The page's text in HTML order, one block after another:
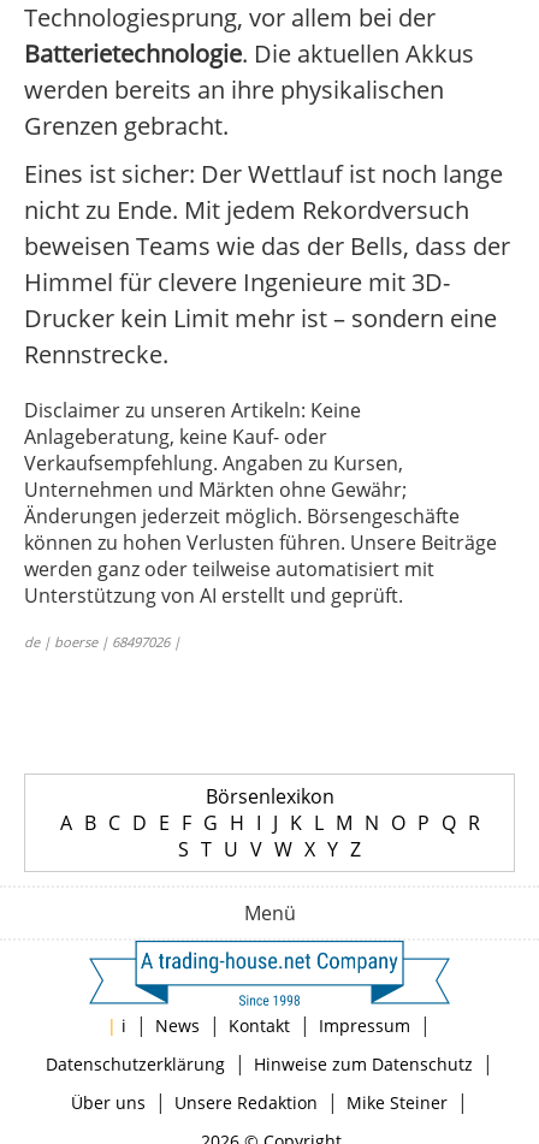
Technologiesprung, vor allem bei der
Batterietechnologie. Die aktuellen Akkus
werden bereits an ihre physikalischen
Grenzen gebracht.
Eines ist sicher: Der Wettlauf ist noch lange
nicht zu Ende. Mit jedem Rekordversuch
beweisen Teams wie das der Bells, dass der
Himmel für clevere Ingenieure mit 3D-
Drucker kein Limit mehr ist – sondern eine
Rennstrecke.
Disclaimer zu unseren Artikeln: Keine
Anlageberatung, keine Kauf- oder
Verkaufsempfehlung. Angaben zu Kursen,
Unternehmen und Märkten ohne Gewähr;
Änderungen jederzeit möglich. Börsengeschäfte
können zu hohen Verlusten führen. Unsere Beiträge
werden ganz oder teilweise automatisiert mit
Unterstützung von AI erstellt und geprüft.
de | boerse | 68497026 |
Börsenlexikon
A B C D E F G H I J K L M N O P Q R
S T U V W X Y Z
Menü
| i | News | Kontakt | Impressum |
Datenschutzerklärung| Hinweise zum Datenschutz |
Über uns | Unsere Redaktion | Mike Steiner|